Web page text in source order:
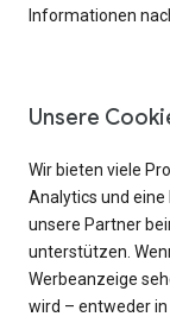
Informationen
Unsere
Wir bieten viele
Analytics und eine
unsere Partner
unterstützen.
Werbeanzeige
wird – entweder